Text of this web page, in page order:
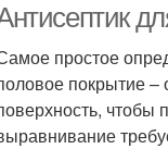
простое
покрытие –
чтобы